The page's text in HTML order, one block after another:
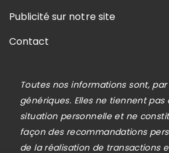
Publicité sur notre site
Contact
Toutes nos informations sont,
génériques. Elles ne tiennent
situation personnelle et ne
façon des recommandations
de la réalisation de transactions